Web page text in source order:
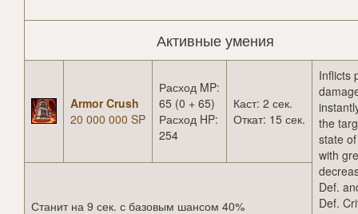
Активные умения
Armor Crush
20 000 000 SP
Расход MP:
65 (0 + 65)
Расход HP:
254
Каст: 2 сек.
Откат: 15 сек.
Inflicts
the
state
with
Def.
Def.
Станит на 9 сек. с базовым шансом 40%